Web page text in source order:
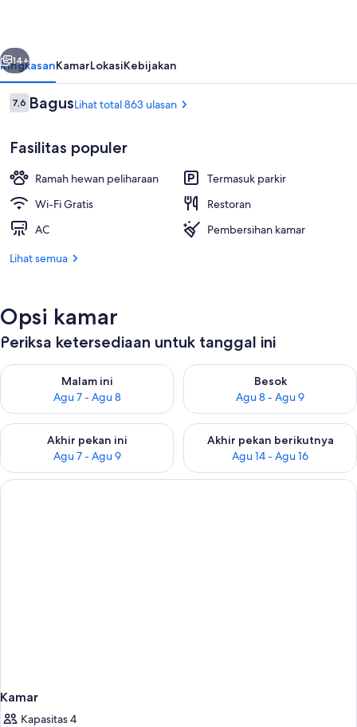
Meja kerja, Wi-Fi gratis, dan seprai
Berikutnya
14+
RingkasanKamarLokasiKebijakan
Ulasan
7,67,6 dari 10
BagusLihat total 863 ulasan
Fasilitas populer
Ramah hewan peliharaan
Termasuk parkir
Wi-Fi Gratis
Restoran
AC
Pembersihan kamar
Lihat semua
Opsi kamar
Periksa ketersediaan untuk tanggal ini
Malam ini
Agu 7 - Agu 8
Periksa ketersediaan untuk malam ini Agu 7 - Agu 8
Besok
Agu 8 - Agu 9
Periksa ketersediaan untuk
Akhir pekan ini
Agu 7 - Agu 9
Periksa ketersediaan untuk akhir pekan ini Agu 7 - Agu 9
Akhir pekan berikutnya
Agu 14 - Agu 16
Periksa ketersediaan untuk
Kamar
Kapasitas 4